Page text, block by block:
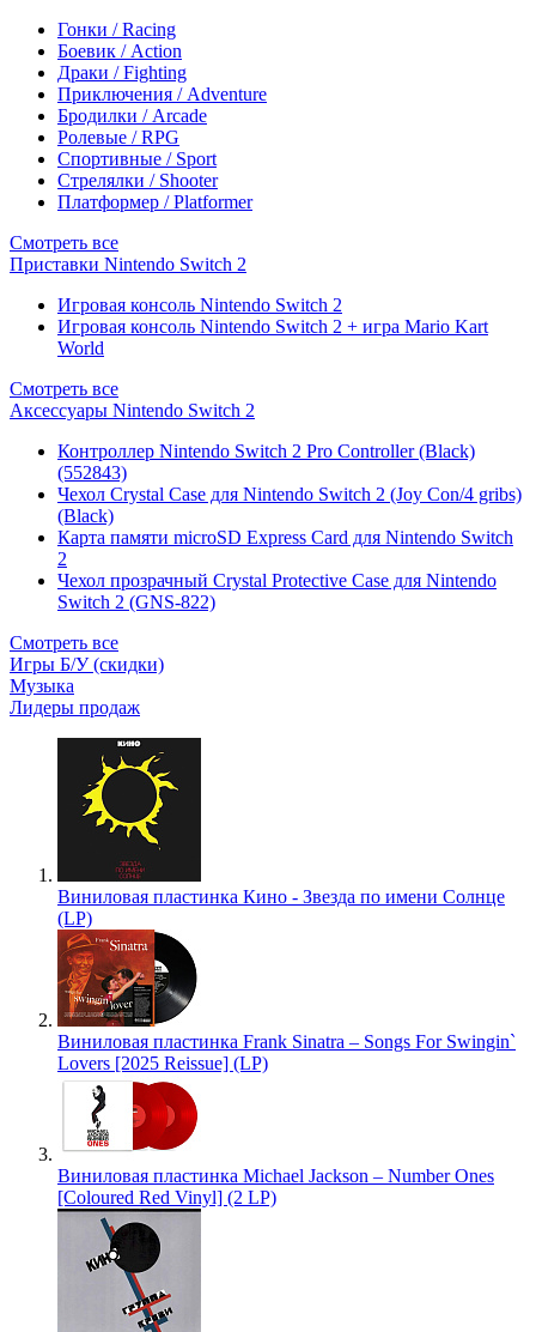
Гонки / Racing
Боевик / Action
Драки / Fighting
Приключения / Adventure
Бродилки / Arcade
Ролевые / RPG
Спортивные / Sport
Стрелялки / Shooter
Платформер / Platformer
Смотреть все
Приставки Nintendo Switch 2
Игровая консоль Nintendo Switch 2
Игровая консоль Nintendo Switch 2 + игра Mario Kart
World
Смотреть все
Аксессуары Nintendo Switch 2
Контроллер Nintendo Switch 2 Pro Controller (Black)
(552843)
Чехол Сrystal Сase для Nintendo Switch 2 (Joy Con/4 gribs)
(Black)
Карта памяти microSD Express Card для Nintendo Switch
2
Чехол прозрачный Crystal Protective Case для Nintendo
Switch 2 (GNS-822)
Смотреть все
Игры Б/У (скидки)
Музыка
Лидеры продаж
Виниловая пластинка Кино - Звезда по имени Солнце
(LP)
Виниловая пластинка Frank Sinatra – Songs For Swingin`
Lovers [2025 Reissue] (LP)
Виниловая пластинка Michael Jackson – Number Ones
[Coloured Red Vinyl] (2 LP)